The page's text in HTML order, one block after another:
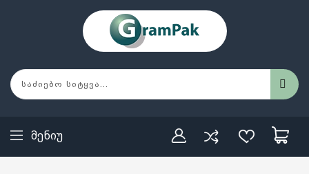
Მენიუ